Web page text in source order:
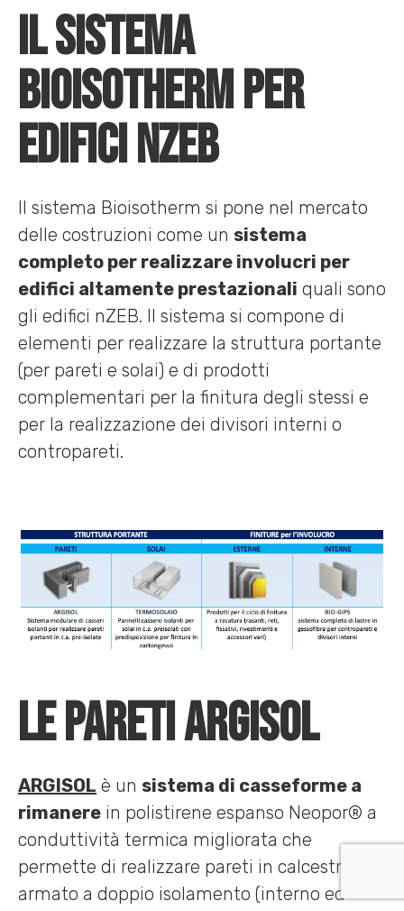
Il sistema
Bioisotherm per
edifici nZEB
Il sistema Bioisotherm si pone nel mercato
delle costruzioni come un sistema
completo per realizzare involucri per
edifici altamente prestazionali quali sono
gli edifici nZEB. Il sistema si compone di
elementi per realizzare la struttura portante
(per pareti e solai) e di prodotti
complementari per la finitura degli stessi e
per la realizzazione dei divisori interni o
contropareti.
Le pareti ARGISOL
ARGISOL è un sistema di casseforme a
rimanere in polistirene espanso Neopor® a
conduttività termica migliorata che
permette di realizzare pareti in calcestruzzo
armato a doppio isolamento (interno ed